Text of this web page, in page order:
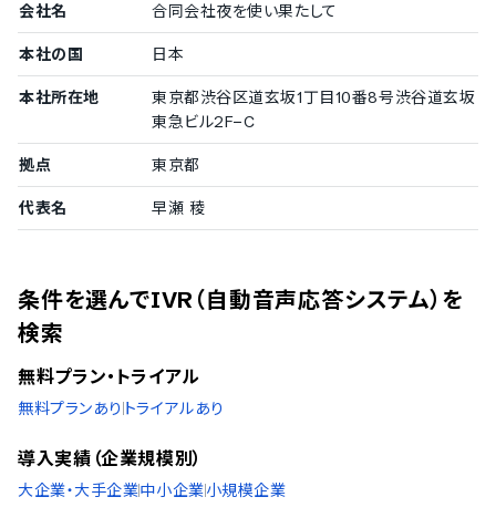
会社名
合同会社夜を使い果たして
本社の国 日本
本社所在地
東京都渋谷区道玄坂1丁目10番8号渋谷道玄坂
東急ビル2F−C
拠点 東京都
代表名 早瀬 稜
条件を選んでIVR（自動音声応答システム）を
検索
無料プラン・トライアル
無料プランあり トライアルあり
導入実績（企業規模別）
大企業・大手企業中小企業小規模企業